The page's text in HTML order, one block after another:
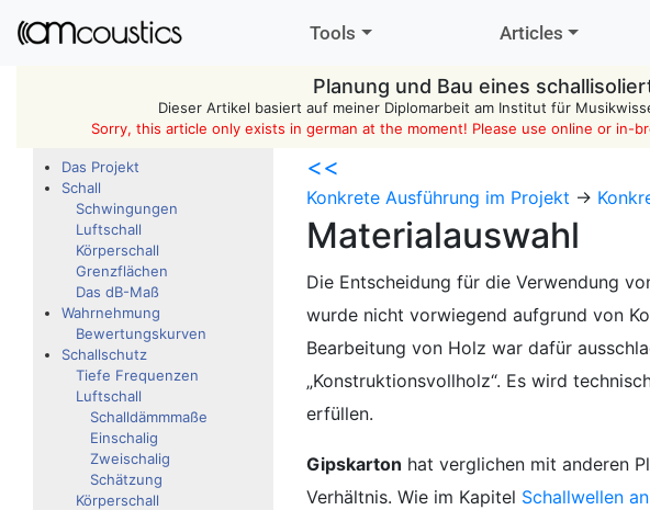
Tools Articles
Planung und Bau eines
Dieser Artikel basiert auf meiner Diplomarbeit am Institut für
Sorry, this article only exists in german at the moment! Please use online or in-
Das Projekt
Schall
Schwingungen
Luftschall
Körperschall
Grenzflächen
Das dB-Maß
Wahrnehmung
Bewertungskurven
Schallschutz
Tiefe Frequenzen
Luftschall
Schalldämmmaße
Einschalig
Zweischalig
Schätzung
Körperschall
<<
Konkrete Ausführung im Projekt ->
Materialauswahl
Die Entscheidung für die Verwendung
wurde nicht vorwiegend aufgrund von
Bearbeitung von Holz war dafür
„Konstruktionsvollholz“. Es wird
erfüllen.
Gipskarton hat verglichen mit anderen
Verhältnis. Wie im Kapitel Schallwellen